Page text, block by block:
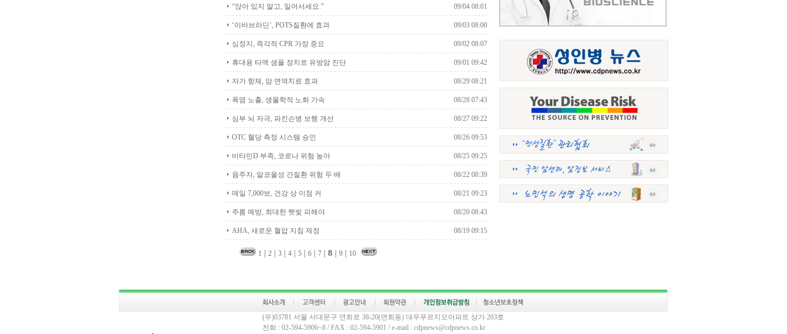
“앉아 있지 말고, 일어서세요.” 09/04 08:01
‘이바브라딘’, POTS질환에 효과 09/03 08:00
심정지, 즉각적 CPR 가장 중요 09/02 08:07
휴대용 타액 샘플 장치로 유방암 진단 09/01 09:42
자가 항체, 암 면역치료 효과 08/29 08:21
폭염 노출, 생물학적 노화 가속 08/28 07:43
심부 뇌 자극, 파킨슨병 보행 개선 08/27 09:22
OTC 혈당 측정 시스템 승인 08/26 09:53
비타민D 부족, 코로나 위험 높아 08/25 09:25
음주자, 알코올성 간질환 위험 두 배 08/22 08:39
매일 7,000보, 건강 상 이점 커 08/21 09:23
주름 예방, 최대한 햇빛 피해야 08/20 08:43
AHA, 새로운 혈압 지침 제정 08/19 09:15
1 | 2| 3| 4| 5| 6| 7| 8 | 9| 10
(우)03781 서울 서대문구 연희로 38-20(연희동) 대우푸르지오아파트 상가 203호
전화 : 02-594-5906~8 / FAX : 02-594-5901 / e-mail : cdpnews@cdpnews.co.kr